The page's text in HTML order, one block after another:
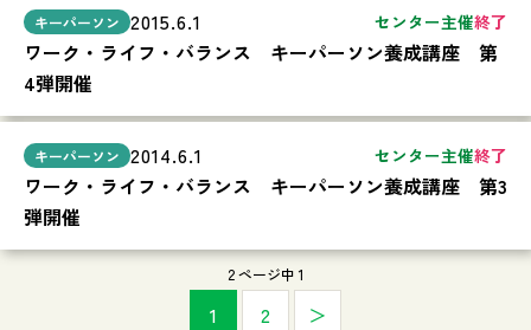
2015.6.1 センター主催終了
ワーク・ライフ・バランス キーパーソン養成講座 第
4弾開催
2014.6.1 センター主催終了
ワーク・ライフ・バランス キーパーソン養成講座 第3
弾開催
2 ページ中 1
1 2 ＞